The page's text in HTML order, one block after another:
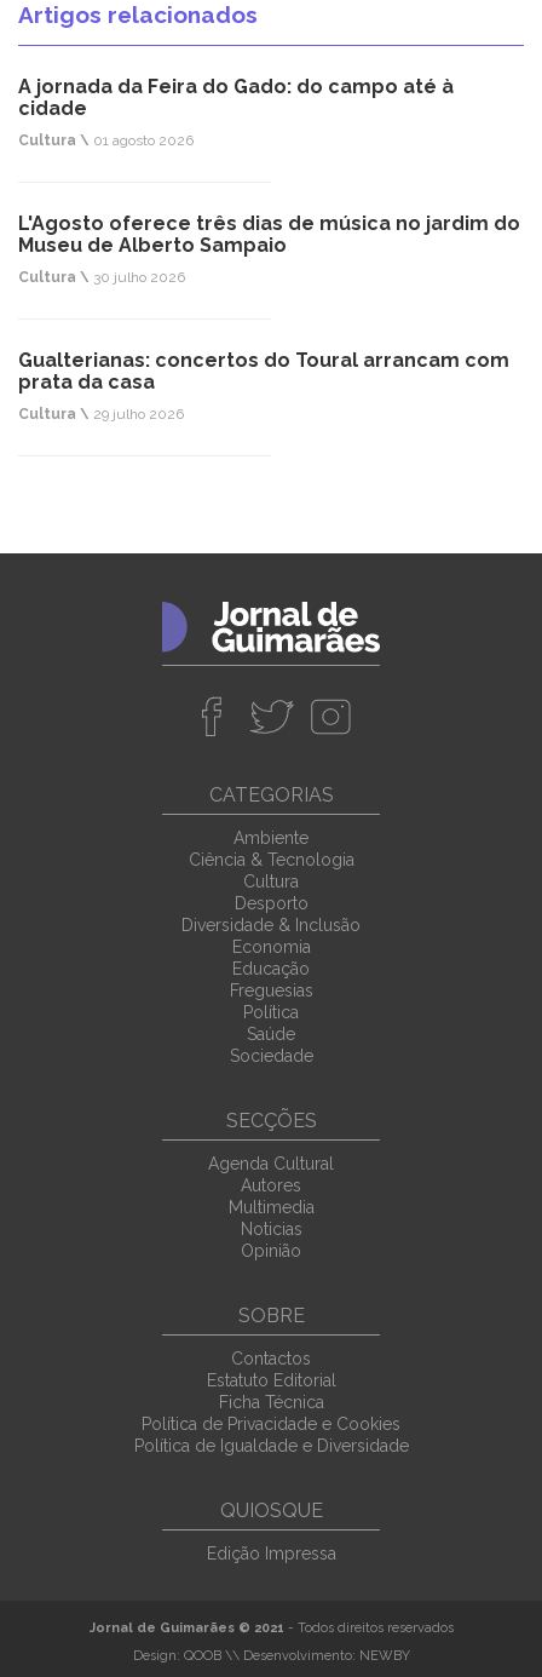
Artigos relacionados
A jornada da Feira do Gado: do campo até à
cidade
Cultura \ 01 agosto 2026
L'Agosto oferece três dias de música no jardim do
Museu de Alberto Sampaio
Cultura \ 30 julho 2026
Gualterianas: concertos do Toural arrancam com
prata da casa
Cultura \ 29 julho 2026
CATEGORIAS
Ambiente
Ciência & Tecnologia
Cultura
Desporto
Diversidade & Inclusão
Economia
Educação
Freguesias
Política
Saúde
Sociedade
SECÇÕES
Agenda Cultural
Autores
Multimedia
Noticias
Opinião
SOBRE
Contactos
Estatuto Editorial
Ficha Técnica
Política de Privacidade e Cookies
Política de Igualdade e Diversidade
QUIOSQUE
Edição Impressa
Jornal de Guimarães © 2021 - Todos direitos reservados
Design: QOOB\\ Desenvolvimento: NEWBY